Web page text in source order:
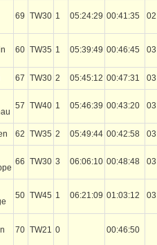
69 TW30 1 05:24:29 00:41:35
60 TW35 1 05:39:49 00:46:45
67 TW30 2 05:45:12 00:47:31
57 TW40 1 05:46:39 00:43:20
62 TW35 2 05:49:44 00:42:58
66 TW30 3 06:06:10 00:48:48
50 TW45 1 06:21:09 01:03:12
70 TW21 0 00:46:50